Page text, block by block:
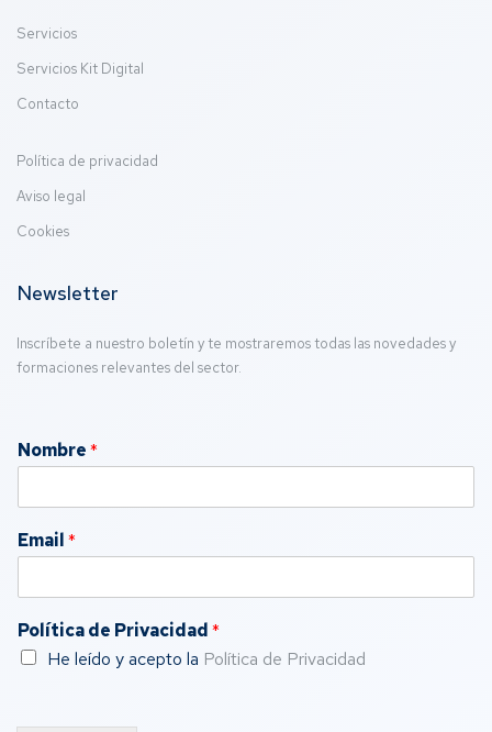
Servicios
Servicios Kit Digital
Contacto
Política de privacidad
Aviso legal
Cookies
Newsletter
Inscríbete a nuestro boletín y te mostraremos todas las novedades y
formaciones relevantes del sector.
Nombre*
Email*
Política de Privacidad*
He leído y acepto la Política de Privacidad